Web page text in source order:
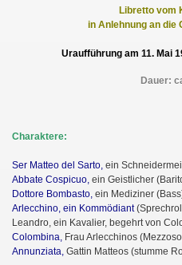
Libretto vom
in Anlehnung an die
Uraufführung am 11. Mai
Dauer:
Charaktere:
Ser Matteo del Sarto, ein
Abbate Cospicuo, ein Geistlicher
Dottore Bombasto, ein Mediziner
Arlecchino, ein Kommödiant
Leandro, ein Kavalier, begehrt von
Colombina, Frau Arlecchinos
Annunziata, Gattin Matteos (stumme